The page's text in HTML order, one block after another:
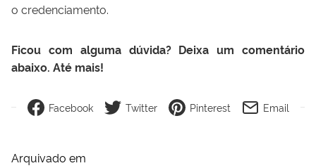
o credenciamento.
Ficou com alguma dúvida? Deixa um comentário
abaixo. Até mais!
Facebook Twitter Pinterest Email
Arquivado em